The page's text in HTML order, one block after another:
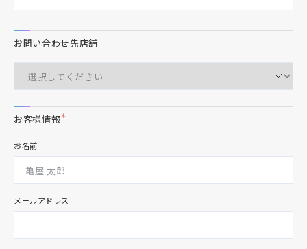
お問い合わせ先店舗
お客様情報＊
お名前
メールアドレス